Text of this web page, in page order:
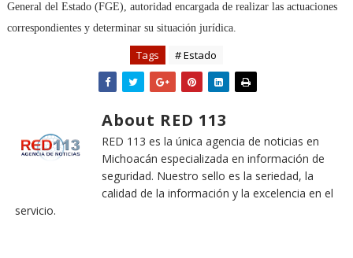
General del Estado (FGE), autoridad encargada de realizar las actuaciones
correspondientes y determinar su situación jurídica.
Tags # Estado
About RED 113
RED 113 es la única agencia de noticias en
Michoacán especializada en información de
seguridad. Nuestro sello es la seriedad, la
calidad de la información y la excelencia en el
servicio.